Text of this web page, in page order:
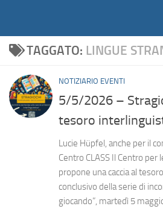
TAGGATO: LINGUE
NOTIZIARIO EVENTI
5/5/2026 –
tesoro
Lucie Hüpfel, anche per il
Centro CLASS Il Centro per
propone una caccia al
conclusivo della serie di
giocando”, martedì 5